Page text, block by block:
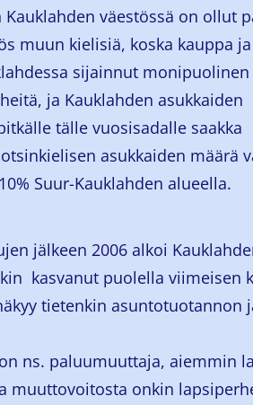
väestössä on ollut
muun kielisiä, koska kauppa
sijainnut
ja Kauklahden
tälle vuosisadalle saakka
asukkaiden määrä
Suur-Kauklahden alueella.
jälkeen 2006 alkoi
kasvanut puolella viimeisen
tietenkin asuntotuotannon
ns. paluumuuttaja, aiemmin
muuttovoitosta onkin